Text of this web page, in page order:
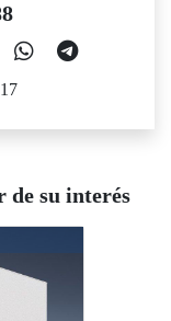
de su interés